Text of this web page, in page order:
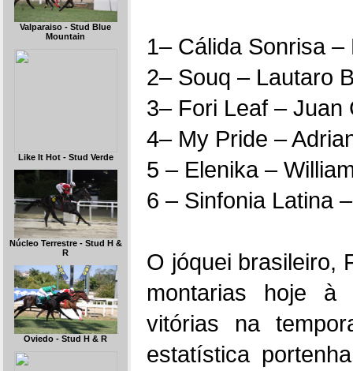
Valparaiso - Stud Blue
Mountain
Like It Hot - Stud Verde
Núcleo Terrestre - Stud H &
R
Oviedo - Stud H & R
1– Cálida Sonrisa
2– Souq – Lautaro
3– Fori Leaf – Juan
4– My Pride –
5 – Elenika –
6 – Sinfonia Latina
O jóquei brasileiro,
montarias hoje
vitórias na
estatística